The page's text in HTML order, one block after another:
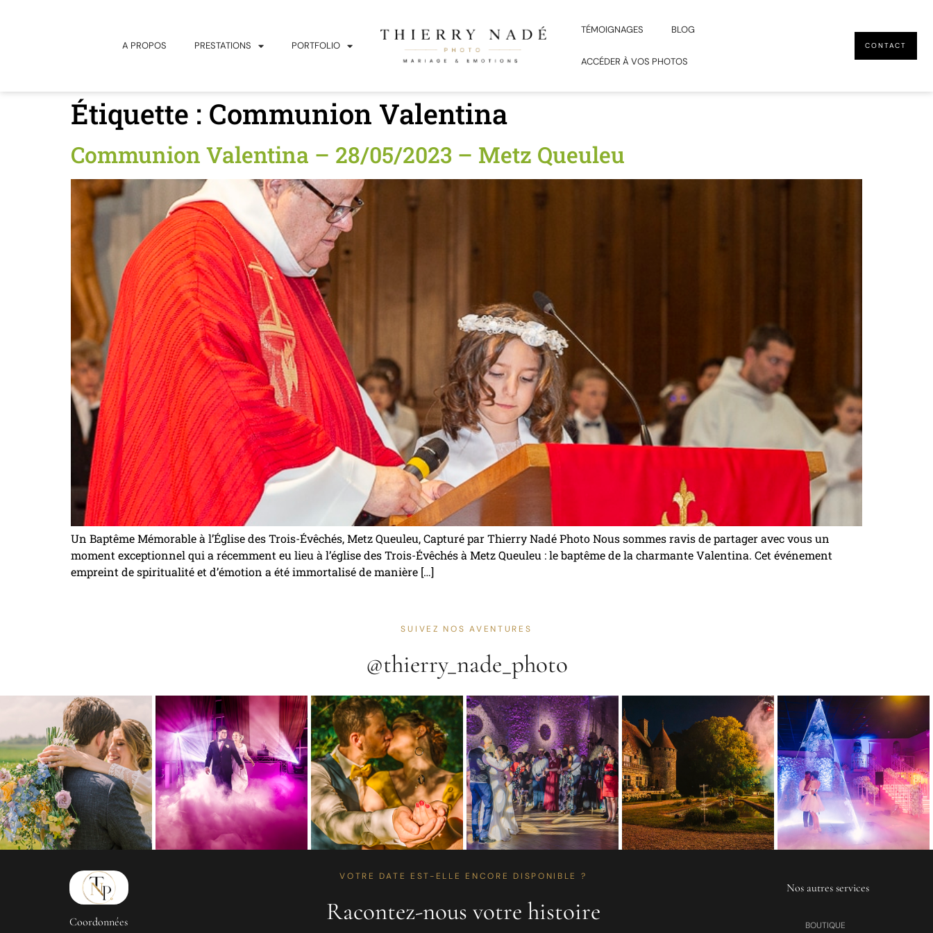
A PROPOS PRESTATIONS PORTFOLIO
TÉMOIGNAGES BLOG
ACCÉDER À VOS PHOTOS
CONTACT
Étiquette : Communion Valentina
Communion Valentina – 28/05/2023 – Metz Queuleu
Un Baptême Mémorable à l’Église des Trois-Évêchés, Metz Queuleu, Capturé par Thierry Nadé Photo Nous sommes ravis de partager avec vous un
moment exceptionnel qui a récemment eu lieu à l’église des Trois-Évêchés à Metz Queuleu : le baptême de la charmante Valentina. Cet événement
empreint de spiritualité et d’émotion a été immortalisé de manière […]
SUIVEZ NOS AVENTURES
@thierry_nade_photo
Coordonnées
VOTRE DATE EST-ELLE ENCORE DISPONIBLE ?
Racontez-nous votre histoire
Nos autres services
BOUTIQUE